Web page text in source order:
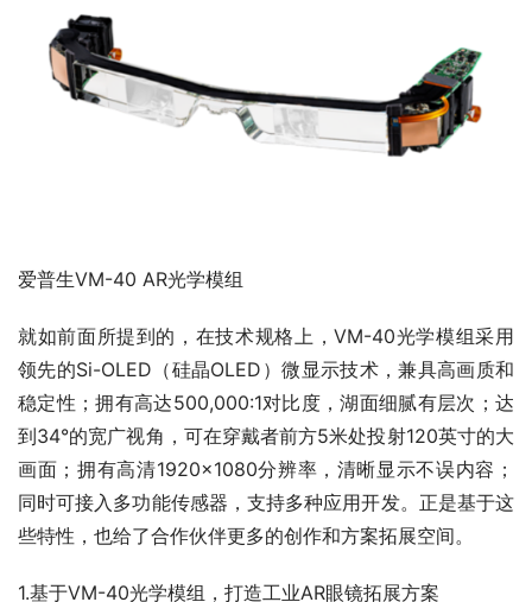
爱普生VM-40 AR光学模组
就如前面所提到的，在技术规格上，VM-40光学模组采用
领先的Si-OLED（硅晶OLED）微显示技术，兼具高画质和
稳定性；拥有高达500,000:1对比度，湖面细腻有层次；达
到34°的宽广视角，可在穿戴者前方5米处投射120英寸的大
画面；拥有高清1920×1080分辨率，清晰显示不误内容；
同时可接入多功能传感器，支持多种应用开发。正是基于这
些特性，也给了合作伙伴更多的创作和方案拓展空间。
1.基于VM-40光学模组，打造工业AR眼镜拓展方案